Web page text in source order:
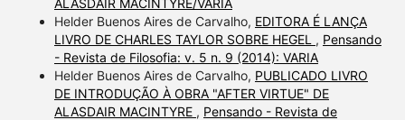
Helder Buenos Aires de Carvalho, EDITORA É LANÇA
LIVRO DE CHARLES TAYLOR SOBRE HEGEL , Pensando
- Revista de Filosofia: v. 5 n. 9 (2014): VARIA
Helder Buenos Aires de Carvalho, PUBLICADO LIVRO
DE INTRODUÇÃO À OBRA "AFTER VIRTUE" DE
ALASDAIR MACINTYRE , Pensando - Revista de